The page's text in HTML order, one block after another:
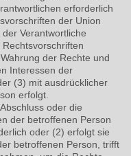
erforderlich
der Union
Verantwortliche
der Rechte und
Interessen der
(3) mit ausdrücklicher
erfolgt.
oder die
der betroffenen Person
oder (2) erfolgt sie
betroffenen Person, trifft